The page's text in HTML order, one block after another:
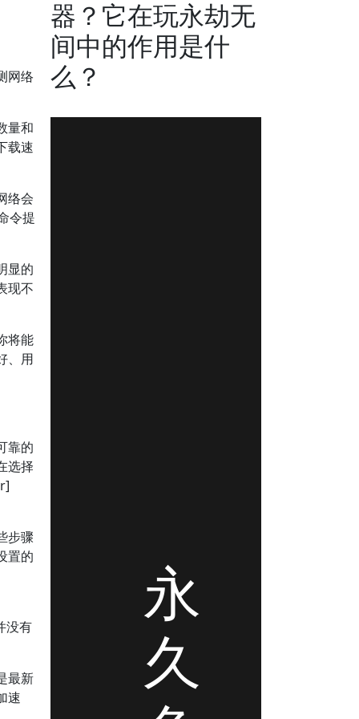
网络
量和
载速
络会
令提
显的
现不
将能
、用
靠的
选择
步骤
置的
没有
最新
速
器？它在玩永劫无
间中的作用是什
么？
永
久